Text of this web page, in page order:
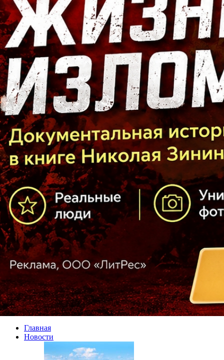
Главная
Новости